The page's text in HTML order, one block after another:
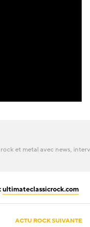
et metal avec news,
ultimateclassicrock.com
ACTU ROCK SUIVANTE